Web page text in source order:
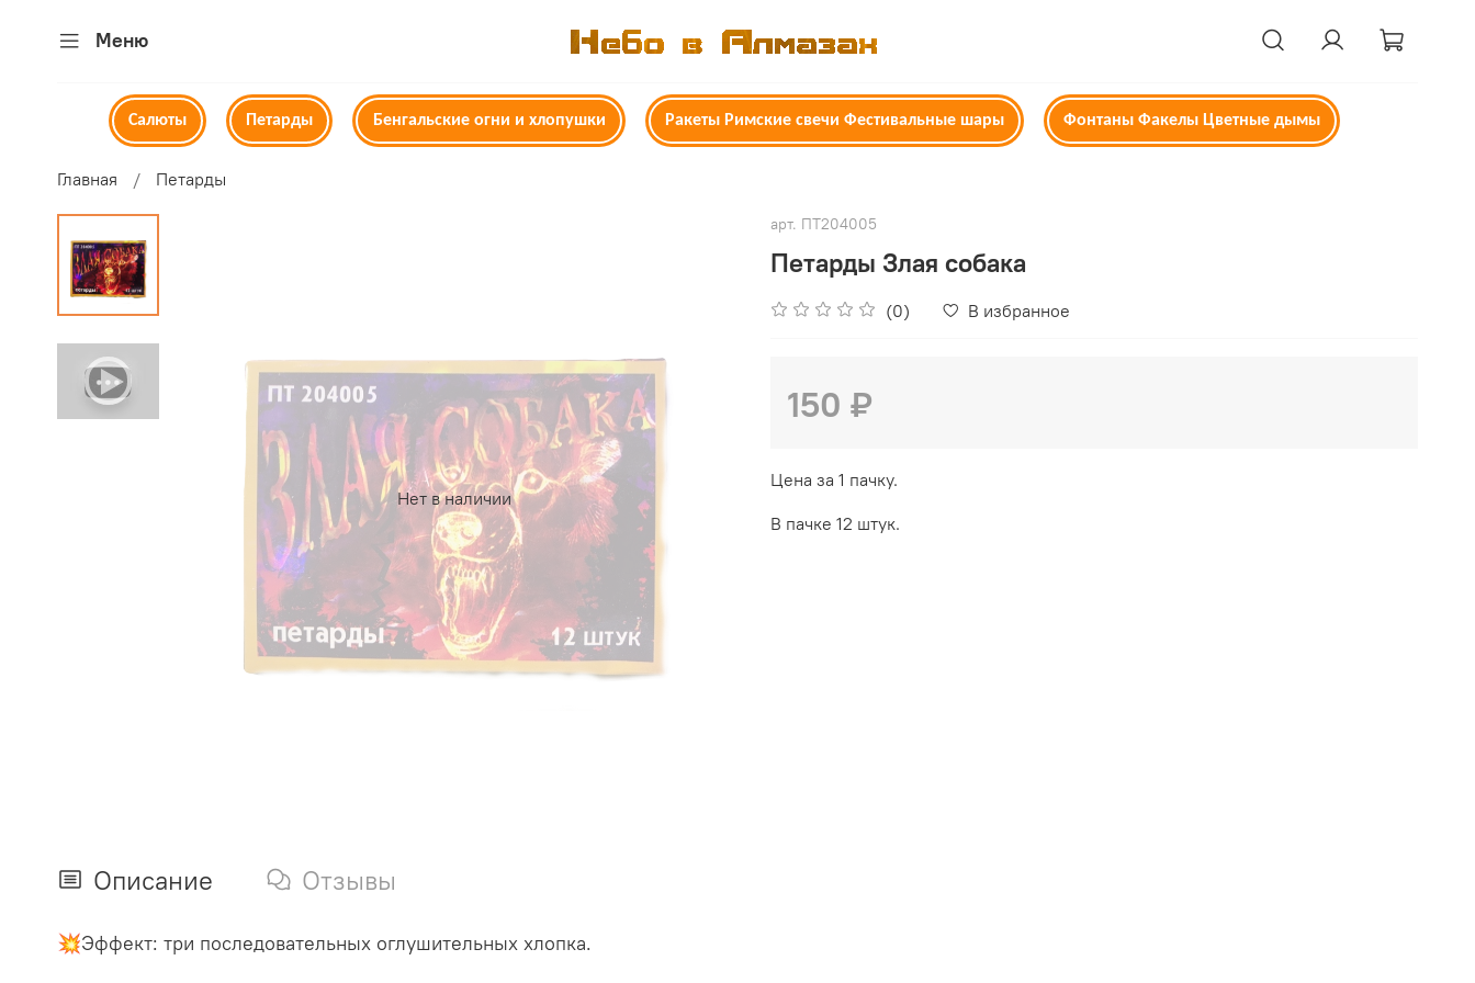
Меню
Салюты Петарды Бенгальские огни и хлопушки Ракеты Римские свечи Фестивальные шары Фонтаны Факелы Цветные дымы
Главная Петарды
Нет в наличии
арт. ПТ204005
Петарды Злая собака
(0) В избранное
150 ₽
Цена за 1 пачку.
В пачке 12 штук.
Описание Отзывы
💥Эффект: три последовательных оглушительных хлопка.